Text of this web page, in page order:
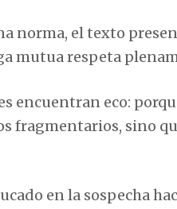
norma, el texto
mutua respeta
encuentran eco:
fragmentarios, sino
en la sospecha